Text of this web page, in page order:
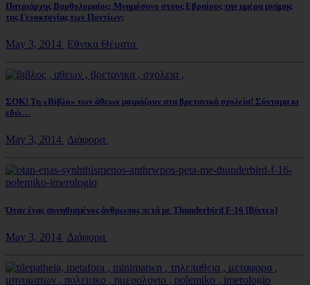
Πατριάρχης Βαρθολομαίος: Μνημόσυνο στους Εβραίους την ημέρα μνήμης
της Γενοκτονίας των Ποντίων;
May 3, 2014 Εθνικα Θέματα
ΣΟΚ! Τη «Βίβλο» των άθεων μοιράζουν στα βρετανικά σχολεία! Σύντομα κι
εδώ…
May 3, 2014 Διάφορα
Όταν ένας συνηθισμένος άνθρωπος πετά με Thunderbird F-16 [Βίντεο]
May 3, 2014 Διάφορα